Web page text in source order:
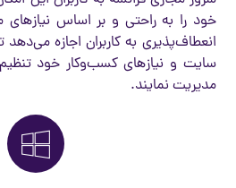
خود را به راحتی و بر اساس نیازهای
انعطاف‌پذیری به کاربران اجازه می‌دهد
سایت و نیازهای کسب‌وکار خود
مدیریت نمایند.